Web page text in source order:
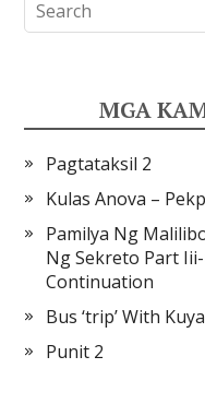
MGA
Pagtataksil 2
Kulas Anova –
Pamilya Ng
Ng Sekreto Part
Continuation
Bus ‘trip’ With Kuya
Punit 2